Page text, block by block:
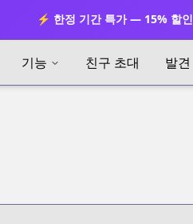
⚡ 한정 기간 특가 — 15% 할인
기능 친구 초대 발견